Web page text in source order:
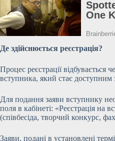
Де здійснюється реєстрація?
Процес реєстрації відбувається
вступника, який стає доступним
Для подання заяви вступнику
поля в кабінеті: «Реєстрація на
(співбесіда, творчий конкурс,
Заяви, подані в установлені